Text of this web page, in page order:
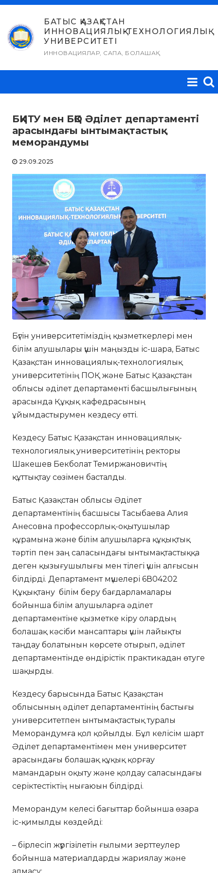
Skip
content
БАТЫС ҚАЗАҚСТАН
ИННОВАЦИЯЛЫҚ-ТЕХНОЛОГИЯЛЫҚ
УНИВЕРСИТЕТІ
ИННОВАЦИЯЛАР, САПА, БОЛАШАҚ
БҚИТУ мен БҚО Әділет департаменті
арасындағы ынтымақтастық
меморандумы
29.09.2025
Бүгін университетіміздің қызметкерлері мен
білім алушылары үшін маңызды іс-шара, Батыс
Қазақстан инновациялық-технологиялық
университетінің ПОҚ және Батыс Қазақстан
облысы әділет департаменті басшылығының
арасында Құқық кафедрасының
ұйымдастырумен кездесу өтті.
Кездесу Батыс Қазақстан инновациялық-
технологиялық университетінің ректоры
Шакешев Бекболат Темиржановичтің
құттықтау сөзімен басталды.
Батыс Қазақстан облысы Әділет
департаментінің басшысы Тасыбаева Алия
Анесовна профессорлық-оқытушылар
құрамына және білім алушыларға құқықтық
тәртіп пен заң саласындағы ынтымақтастыққа
деген қызығушылығы мен тілегі үшін алғысын
білдірді. Департамент мүшелері 6В04202
Құқықтану білім беру бағдарламалары
бойынша білім алушыларға әділет
департаментіне қызметке кіру олардың
болашақ кәсіби мансаптары үшін лайықты
таңдау болатынын көрсете отырып, әділет
департаментінде өндірістік практикадан өтуге
шақырды.
Кездесу барысында Батыс Қазақстан
облысының әділет департаментінің бастығы
университетпен ынтымақтастық туралы
Меморандумға қол қойылды. Бұл келісім шарт
Әділет департаментімен мен университет
арасындағы болашақ құқық қорғау
мамандарын оқыту және қолдау саласындағы
серіктестіктің нығаюын білдірді.
Меморандум келесі бағыттар бойынша өзара
іс-қимылды көздейді:
– бірлесіп жүргізілетін ғылыми зерттеулер
бойынша материалдарды жариялау және
алмасу;